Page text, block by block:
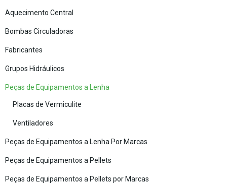
Aquecimento Central
Bombas Circuladoras
Fabricantes
Grupos Hidráulicos
Peças de Equipamentos a Lenha
Placas de Vermiculite
Ventiladores
Peças de Equipamentos a Lenha Por Marcas
Peças de Equipamentos a Pellets
Peças de Equipamentos a Pellets por Marcas